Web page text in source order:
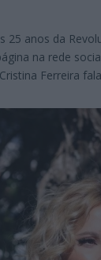
25 anos da
na rede
Ferreira